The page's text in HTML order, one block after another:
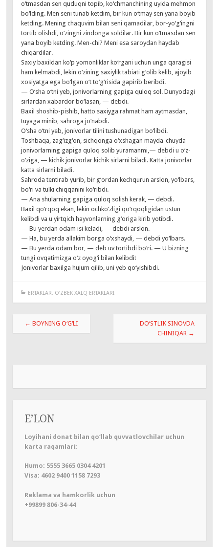
o‘tmasdan sen quduqni topib, ko‘chmanchining uyida mehmon
bo‘lding. Men seni tunab ketdim, bir kun o‘tmay sen yana boyib
ketding. Mening chaquvim bilan seni qamadilar, bor-yo‘g‘ingni
tortib olishdi, o‘zingni zindonga soldilar. Bir kun o‘tmasdan sen
yana boyib ketding. Men-chi? Meni esa saroydan haydab
chiqardilar.
Saxiy baxildan ko‘p yomonliklar ko‘rgani uchun unga qaragisi
ham kelmabdi, lekin o‘zining saxiylik tabiati g‘olib kelib, ajoyib
xosiyatga ega bo‘lgan o‘t to‘g‘risida gapirib beribdi.
— O‘sha o‘tni yeb, jonivorlarning gapiga quloq sol. Dunyodagi
sirlardan xabardor bo‘lasan, — debdi.
Baxil shoshib-pishib, hatto saxiyga rahmat ham aytmasdan,
tuyaga minib, sahroga jo‘nabdi.
O‘sha o‘tni yeb, jonivorlar tilini tushunadigan bo‘libdi.
Toshbaqa, zag‘izg‘on, sichqonga o‘xshagan mayda-chuyda
jonivorlarning gapiga quloq solib yuramanmi,— debdi u o‘z-
o‘ziga, — kichik jonivorlar kichik sirlarni biladi. Katta jonivorlar
katta sirlarni biladi.
Sahroda tentirab yurib, bir g‘ordan kechqurun arslon, yo‘lbars,
bo‘ri va tulki chiqqanini ko‘ribdi.
— Ana shularning gapiga quloq solish kerak, — debdi.
Baxil qo‘rqoq ekan, lekin ochko‘zligi qo‘rqoqligidan ustun
kelibdi va u yirtqich hayvonlarning g‘origa kirib yotibdi.
— Bu yerdan odam isi keladi, — debdi arslon.
— Ha, bu yerda allakim borga o‘xshaydi, — debdi yo‘lbars.
— Bu yerda odam bor, — deb uv tortibdi bo‘ri. — U bizning
tungi ovqatimizga o‘z oyog‘i bilan kelibdi!
Jonivorlar baxilga hujum qilib, uni yeb qo‘yishibdi.
ERTAKLAR, O‘ZBEK XALQ ERTAKLARI
Навигация
по
← BOYNING O‘G‘LI
DO‘STLIK SINOVDA
CHINIQAR →
E’LON
Loyihani donat bilan qo‘llab quvvatlovchilar uchun
karta raqamlari:
Humo: 5555 3665 0304 4201
Visa: 4602 9400 1158 7293
Reklama va hamkorlik uchun
+99899 806-34-44